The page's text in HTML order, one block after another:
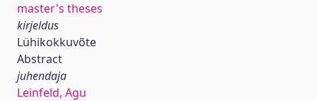
master's theses
kirjeldus
Lühikokkuvõte
Abstract
juhendaja
Leinfeld, Agu